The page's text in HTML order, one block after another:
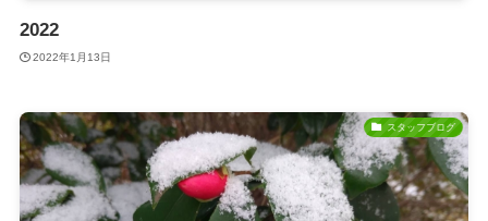
2022
2022年1月13日
スタッフブログ